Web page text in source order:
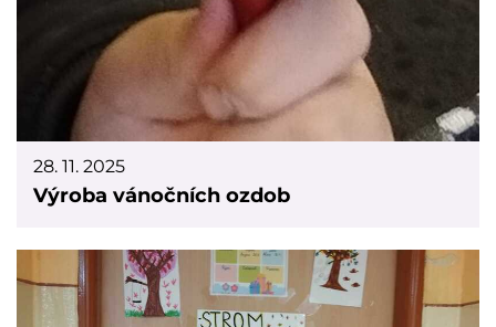
28. 11. 2025
Výroba vánočních ozdob